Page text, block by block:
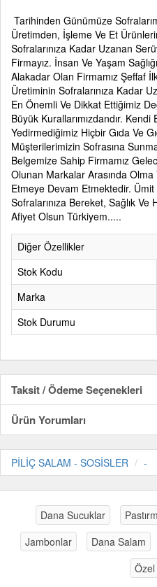
Tarihinden Günümüze
Üretimden, İşleme Ve Et
Sofralarınıza Kadar Uzanan
Firmayız. İnsan Ve Yaşam
Alakadar Olan Firmamız Şeffaf
Üretiminin Sofralarınıza Kadar
En Önemli Ve Dikkat Ettiğimiz
Büyük Kurallarımızdandır. Kendi
Yedirmediğimiz Hiçbir Gıda Ve
Müşterilerimizin Sofrasına
Belgemize Sahip Firmamız
Olunan Markalar Arasında
Etmeye Devam Etmektedir.
Sofralarınıza Bereket, Sağlık Ve
Afiyet Olsun Türkiyem.....
Diğer Özellikler
Stok Kodu
Marka
Stok Durumu
Taksit / Ödeme Seçenekleri
Ürün Yorumları
PİLİÇ SALAM - SOSİSLER -
Dana Sucuklar
Jambonlar
Dana Salam